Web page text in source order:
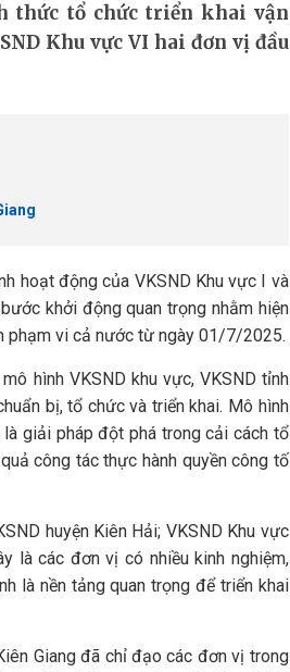
thức tổ chức triển khai vận
Khu vực VI hai đơn vị đầu
hoạt động của VKSND Khu vực I và
khởi động quan trọng nhằm hiện
phạm vi cả nước từ ngày 01/7/2025.
hình VKSND khu vực, VKSND tỉnh
bị, tổ chức và triển khai. Mô hình
giải pháp đột phá trong cải cách tổ
công tác thực hành quyền công tố
huyện Kiên Hải; VKSND Khu vực
là các đơn vị có nhiều kinh nghiệm,
là nền tảng quan trọng để triển khai
Giang đã chỉ đạo các đơn vị trong